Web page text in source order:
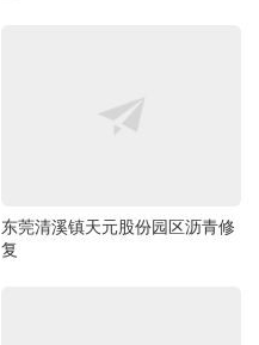
东莞清溪镇天元股份园区沥青修
复